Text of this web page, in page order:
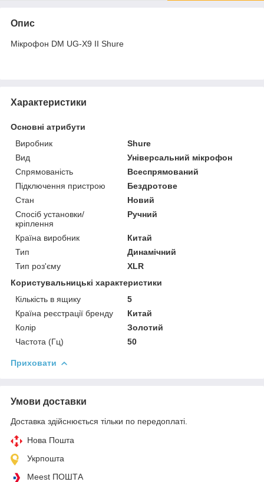
Опис
Мікрофон DM UG-X9 II Shure
Характеристики
Основні атрибути
Виробник
Shure
Вид
Універсальний мікрофон
Спрямованість
Всеспрямований
Підключення пристрою
Бездротове
Стан
Новий
Спосіб установки/
кріплення
Ручний
Країна виробник
Китай
Тип
Динамічний
Тип роз'єму
XLR
Користувальницькі характеристики
Кількість в ящику
5
Країна реєстрації бренду
Китай
Колір
Золотий
Частота (Гц)
50
Приховати
Умови доставки
Доставка здійснюється тільки по передоплаті.
Нова Пошта
Укрпошта
Meest ПОШТА